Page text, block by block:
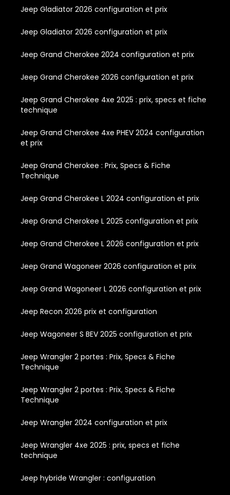
Jeep Gladiator 2026 configuration et prix
Jeep Gladiator 2026 configuration et prix
Jeep Grand Cherokee 2024 configuration et prix
Jeep Grand Cherokee 2026 configuration et prix
Jeep Grand Cherokee 4xe 2025 : prix, specs et fiche
technique
Jeep Grand Cherokee 4xe PHEV 2024 configuration
et prix
Jeep Grand Cherokee : Prix, Specs & Fiche
Technique
Jeep Grand Cherokee L 2024 configuration et prix
Jeep Grand Cherokee L 2025 configuration et prix
Jeep Grand Cherokee L 2026 configuration et prix
Jeep Grand Wagoneer 2026 configuration et prix
Jeep Grand Wagoneer L 2026 configuration et prix
Jeep Recon 2026 prix et configuration
Jeep Wagoneer S BEV 2025 configuration et prix
Jeep Wrangler 2 portes : Prix, Specs & Fiche
Technique
Jeep Wrangler 2 portes : Prix, Specs & Fiche
Technique
Jeep Wrangler 2024 configuration et prix
Jeep Wrangler 4xe 2025 : prix, specs et fiche
technique
Jeep hybride Wrangler : configuration